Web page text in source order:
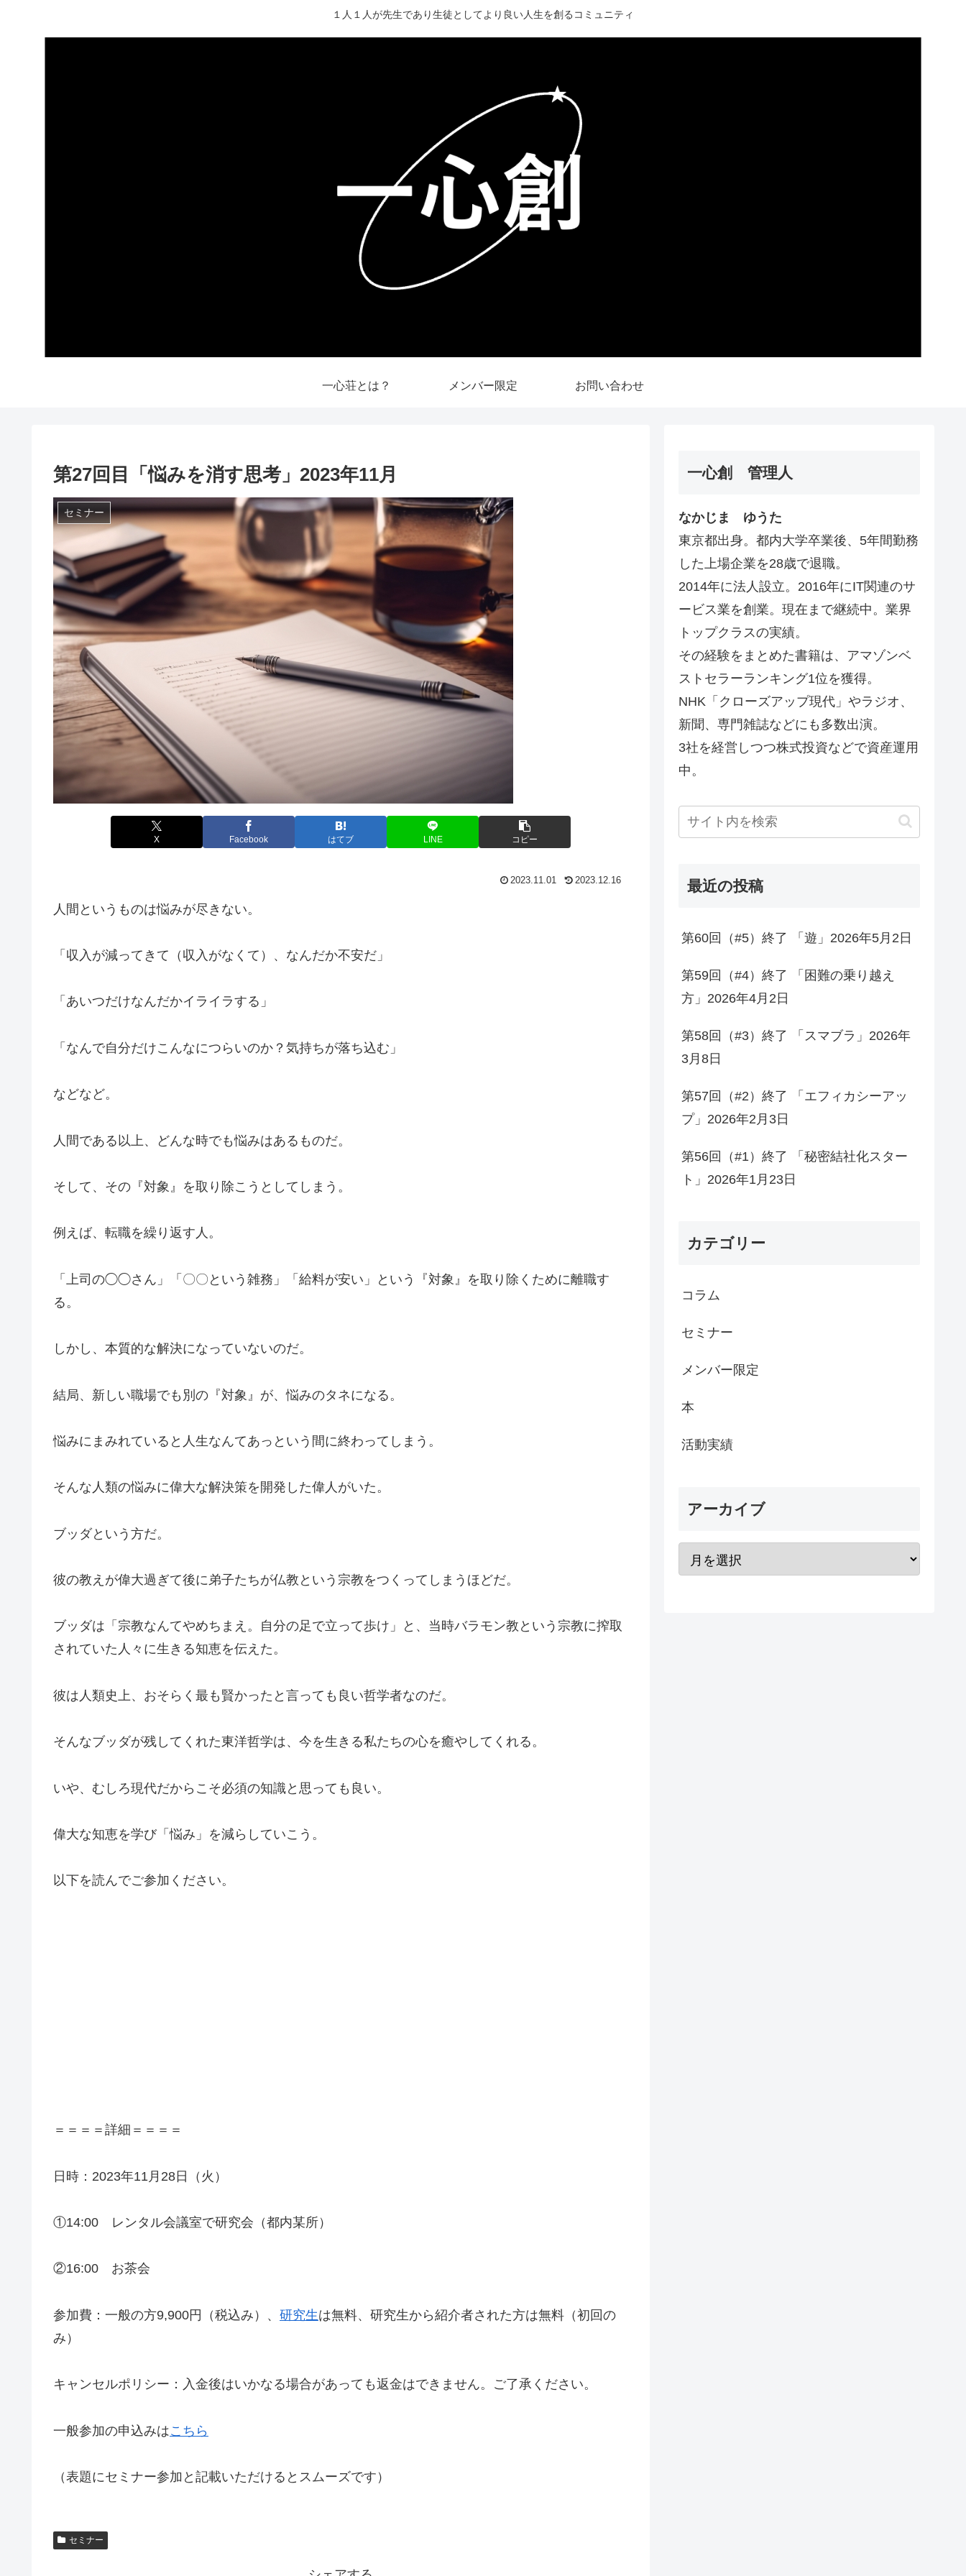
１人１人が先生であり生徒としてより良い人生を創るコミュニティ
一心荘とは？ メンバー限定 お問い合わせ
第27回目「悩みを消す思考」2023年11月
セミナー
X Facebook はてブ LINE コピー
2023.11.01 2023.12.16
人間というものは悩みが尽きない。
「収入が減ってきて（収入がなくて）、なんだか不安だ」
「あいつだけなんだかイライラする」
「なんで自分だけこんなにつらいのか？気持ちが落ち込む」
などなど。
人間である以上、どんな時でも悩みはあるものだ。
そして、その『対象』を取り除こうとしてしまう。
例えば、転職を繰り返す人。
「上司の◯◯さん」「〇〇という雑務」「給料が安い」という『対象』を取り除くために離職す
る。
しかし、本質的な解決になっていないのだ。
結局、新しい職場でも別の『対象』が、悩みのタネになる。
悩みにまみれていると人生なんてあっという間に終わってしまう。
そんな人類の悩みに偉大な解決策を開発した偉人がいた。
ブッダという方だ。
彼の教えが偉大過ぎて後に弟子たちが仏教という宗教をつくってしまうほどだ。
ブッダは「宗教なんてやめちまえ。自分の足で立って歩け」と、当時バラモン教という宗教に搾取
されていた人々に生きる知恵を伝えた。
彼は人類史上、おそらく最も賢かったと言っても良い哲学者なのだ。
そんなブッダが残してくれた東洋哲学は、今を生きる私たちの心を癒やしてくれる。
いや、むしろ現代だからこそ必須の知識と思っても良い。
偉大な知恵を学び「悩み」を減らしていこう。
以下を読んでご参加ください。
＝＝＝＝詳細＝＝＝＝
日時：2023年11月28日（火）
①14:00 レンタル会議室で研究会（都内某所）
②16:00 お茶会
参加費：一般の方9,900円（税込み）、 研究生は無料、研究生から紹介者された方は無料（初回の
み）
キャンセルポリシー：入金後はいかなる場合があっても返金はできません。ご了承ください。
一般参加の申込みはこちら
（表題にセミナー参加と記載いただけるとスムーズです）
セミナー
一心創 管理人
なかじま ゆうた
東京都出身。都内大学卒業後、5年間勤務
した上場企業を28歳で退職。
2014年に法人設立。2016年にIT関連のサ
ービス業を創業。現在まで継続中。業界
トップクラスの実績。
その経験をまとめた書籍は、アマゾンベ
ストセラーランキング1位を獲得。
NHK「クローズアップ現代」やラジオ、
新聞、専門雑誌などにも多数出演。
3社を経営しつつ株式投資などで資産運用
中。
最近の投稿
第60回（#5）終了 「遊」2026年5月2日
第59回（#4）終了 「困難の乗り越え
方」2026年4月2日
第58回（#3）終了 「スマブラ」2026年
3月8日
第57回（#2）終了 「エフィカシーアッ
プ」2026年2月3日
第56回（#1）終了 「秘密結社化スター
ト」2026年1月23日
カテゴリー
コラム
セミナー
メンバー限定
本
活動実績
アーカイブ